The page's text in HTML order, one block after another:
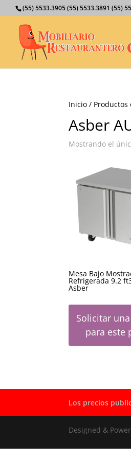
(55) 5533.3905 (55) 5533.3891 (55)
Inicio / Productos
Asber
Mostrando el
Mesa Bajo
Refrigerada 9.2
Asber
Solicitar
para este
Los precios
Designed &